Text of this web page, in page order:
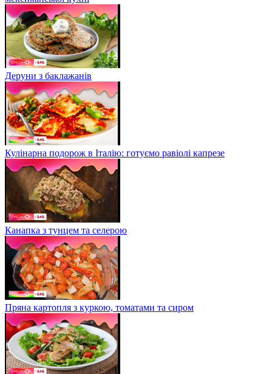
Деруни з баклажанів
Кулінарна подорож в Італію: готуємо равіолі капрезе
Канапка з тунцем та селерою
Пряна картопля з куркою, томатами та сиром